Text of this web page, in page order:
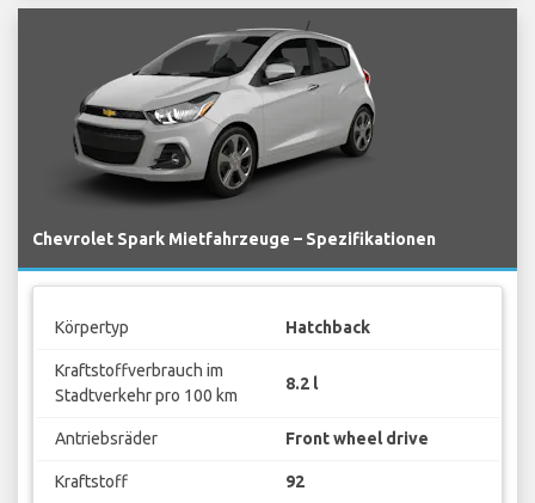
Chevrolet Spark Mietfahrzeuge – Spezifikationen
Körpertyp Hatchback
Kraftstoffverbrauch im
Stadtverkehr pro 100 km
8.2 l
Antriebsräder Front wheel drive
Kraftstoff 92